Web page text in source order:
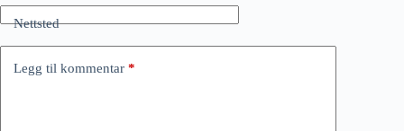
Nettsted
Legg til kommentar *